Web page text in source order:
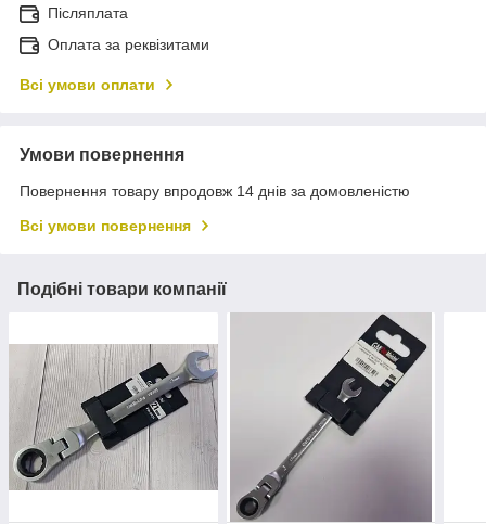
Післяплата
Оплата за реквізитами
Всі умови оплати
Умови повернення
Повернення товару впродовж 14 днів за домовленістю
Всі умови повернення
Подібні товари компанії